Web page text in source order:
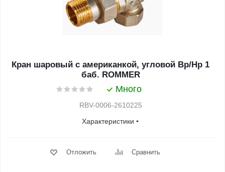
Кран шаровый с американкой, угловой Вр/Нр 1
баб. ROMMER
Много
RBV-0006-2610225
Характеристики
Отложить Сравнить